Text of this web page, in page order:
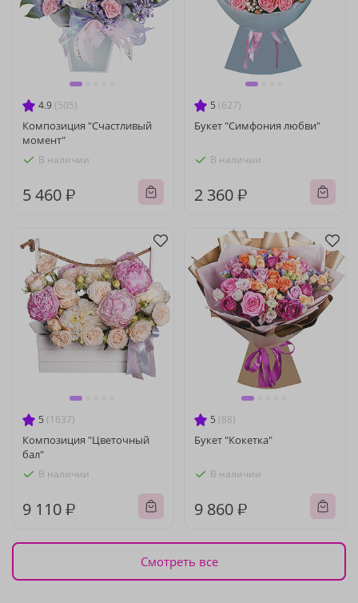
4.9 (505)
Композиция "Счастливый
момент"
В наличии
5 460 ₽
5 (627)
Букет "Симфония любви"
В наличии
2 360 ₽
5 (1637)
Композиция "Цветочный
бал"
В наличии
9 110 ₽
5 (88)
Букет "Кокетка"
В наличии
9 860 ₽
Смотреть все